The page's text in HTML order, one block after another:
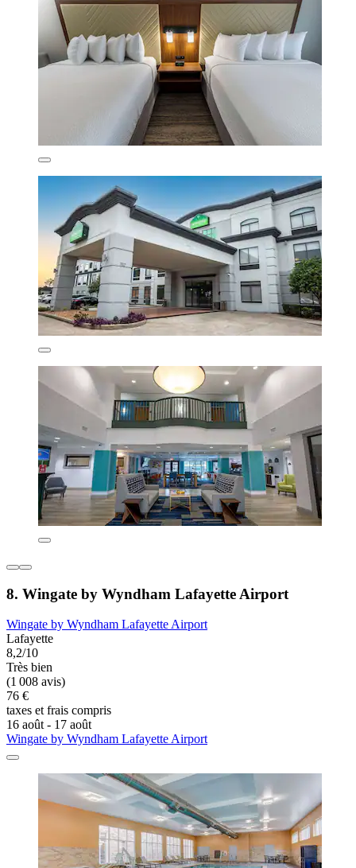
8. Wingate by Wyndham Lafayette Airport
Wingate by Wyndham Lafayette Airport
Lafayette
8,2/10
Très bien
(1 008 avis)
76 €
taxes et frais compris
16 août - 17 août
Wingate by Wyndham Lafayette Airport